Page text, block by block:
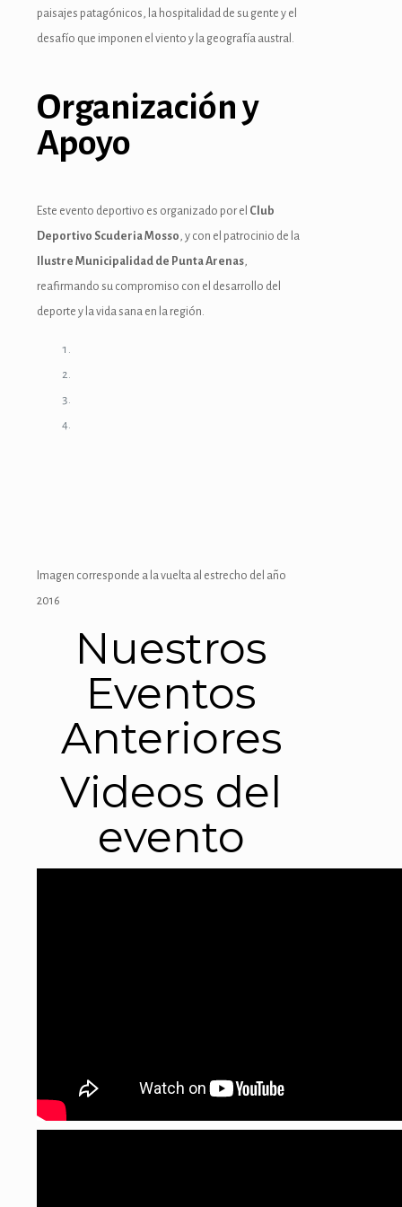
paisajes patagónicos, la hospitalidad de su gente y el
desafío que imponen el viento y la geografía austral.
Organización y
Apoyo
Este evento deportivo es organizado por el Club
Deportivo Scuderia Mosso , y con el patrocinio de la
Ilustre Municipalidad de Punta Arenas
reafirmando su compromiso con el desarrollo del
deporte y la vida sana en la región.
Imagen corresponde a la vuelta al estrecho del año
2016
Nuestros
Eventos
Anteriores
Videos del
evento